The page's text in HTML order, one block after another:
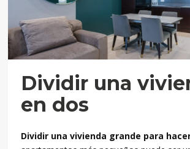
Dividir una
en dos
Dividir una vivienda grande para